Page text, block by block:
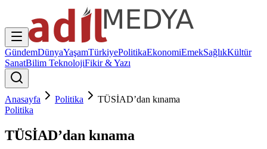
GündemDünyaYaşamTürkiyePolitikaEkonomiEmekSağlıkKültür
SanatBilim TeknolojiFikir & Yazı
Anasayfa Politika
TÜSİAD’dan kınama
Politika
TÜSİAD’dan kınama